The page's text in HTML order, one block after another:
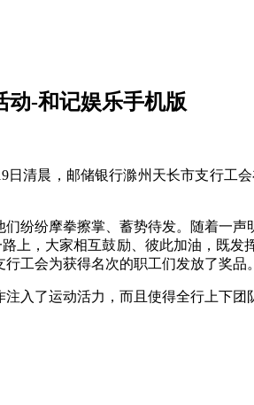
动-和记娱乐手机版
清晨，邮储银行滁州天长市支行工
纷纷摩拳擦掌、蓄势待发。随着一
上，大家相互鼓励、彼此加油，既
工会为获得名次的职工们发放了奖品。
入了运动活力，而且使得全行上下